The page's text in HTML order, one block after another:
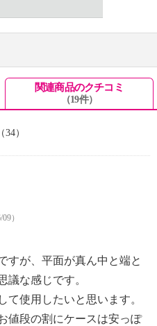
関連商品のクチコミ
（19件）
（34）
）
すが、平面が真ん中と端と
議な感じです。
て使用したいと思います。
値段の割にケースは安っぽ